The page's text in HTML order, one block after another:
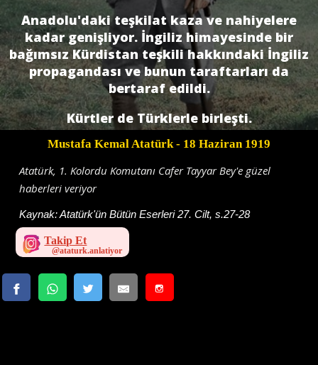
Anadolu'daki teşkilat kaza ve nahiyelere
kadar genişliyor. İngiliz himayesinde bir
bağımsız Kürdistan teşkili hakkındaki İngiliz
propagandası ve bunun taraftarları da
bertaraf edildi.
Kürtler de Türklerle birleşti.
Mustafa Kemal Atatürk- 18 Haziran 1919
Atatürk, 1. Kolordu Komutanı Cafer Tayyar Bey'e güzel
haberleri veriyor
Kaynak:Atatürk'ün Bütün Eserleri 27. Cilt, s.27-28
Takip Et